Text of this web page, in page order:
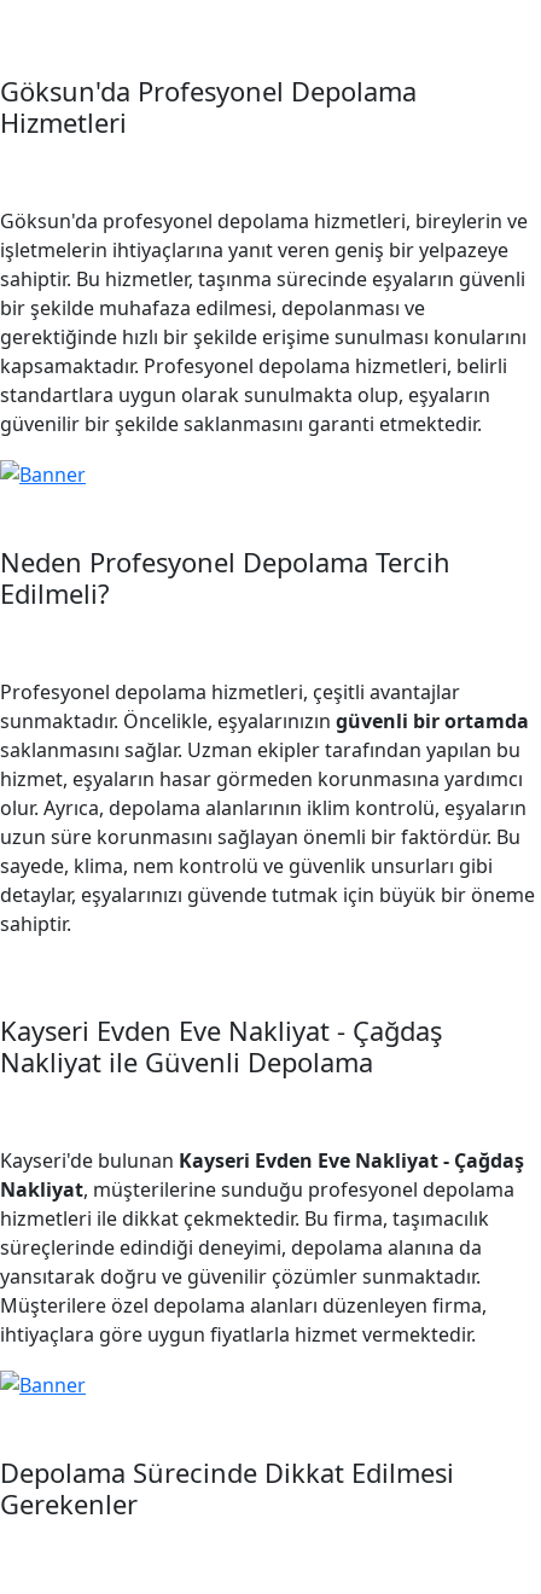
Göksun'da Profesyonel Depolama
Hizmetleri
Göksun'da profesyonel depolama hizmetleri, bireylerin ve
işletmelerin ihtiyaçlarına yanıt veren geniş bir yelpazeye
sahiptir. Bu hizmetler, taşınma sürecinde eşyaların güvenli
bir şekilde muhafaza edilmesi, depolanması ve
gerektiğinde hızlı bir şekilde erişime sunulması konularını
kapsamaktadır. Profesyonel depolama hizmetleri, belirli
standartlara uygun olarak sunulmakta olup, eşyaların
güvenilir bir şekilde saklanmasını garanti etmektedir.
Neden Profesyonel Depolama Tercih
Edilmeli?
Profesyonel depolama hizmetleri, çeşitli avantajlar
sunmaktadır. Öncelikle, eşyalarınızın güvenli bir ortamda
saklanmasını sağlar. Uzman ekipler tarafından yapılan bu
hizmet, eşyaların hasar görmeden korunmasına yardımcı
olur. Ayrıca, depolama alanlarının iklim kontrolü, eşyaların
uzun süre korunmasını sağlayan önemli bir faktördür. Bu
sayede, klima, nem kontrolü ve güvenlik unsurları gibi
detaylar, eşyalarınızı güvende tutmak için büyük bir öneme
sahiptir.
Kayseri Evden Eve Nakliyat - Çağdaş
Nakliyat ile Güvenli Depolama
Kayseri'de bulunan Kayseri Evden Eve Nakliyat - Çağdaş
Nakliyat, müşterilerine sunduğu profesyonel depolama
hizmetleri ile dikkat çekmektedir. Bu firma, taşımacılık
süreçlerinde edindiği deneyimi, depolama alanına da
yansıtarak doğru ve güvenilir çözümler sunmaktadır.
Müşterilere özel depolama alanları düzenleyen firma,
ihtiyaçlara göre uygun fiyatlarla hizmet vermektedir.
Depolama Sürecinde Dikkat Edilmesi
Gerekenler